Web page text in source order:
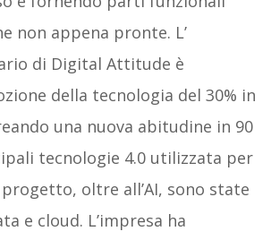
non appena pronte. L’
di Digital Attitude è
della tecnologia del 30% in
una nuova abitudine in 90
tecnologie 4.0 utilizzata per
oltre all’AI, sono state
e cloud. L’impresa ha